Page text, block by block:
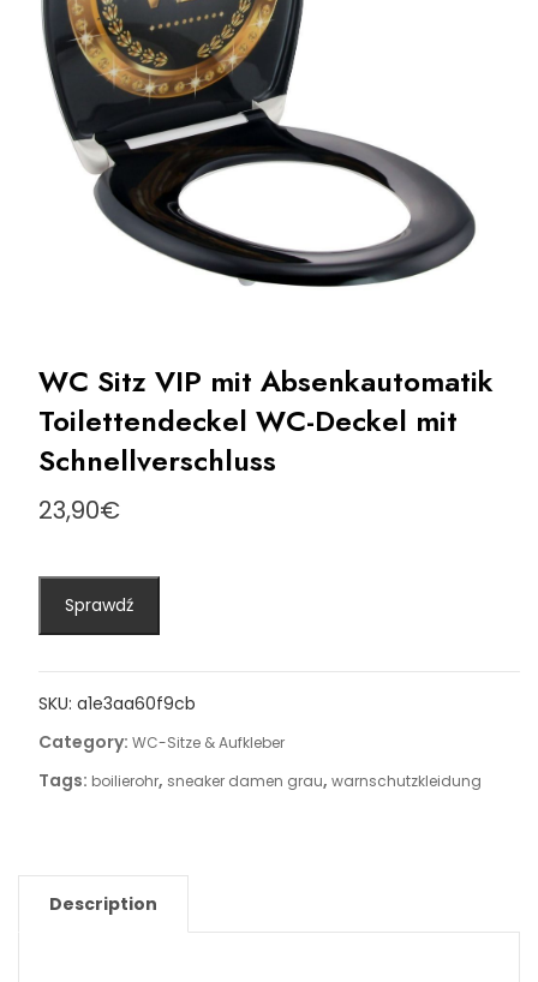
WC Sitz VIP mit Absenkautomatik
Toilettendeckel WC-Deckel mit
Schnellverschluss
23,90€
Sprawdź
SKU: a1e3aa60f9cb
Category: WC-Sitze & Aufkleber
Tags: boilierohr, sneaker damen grau, warnschutzkleidung
Description